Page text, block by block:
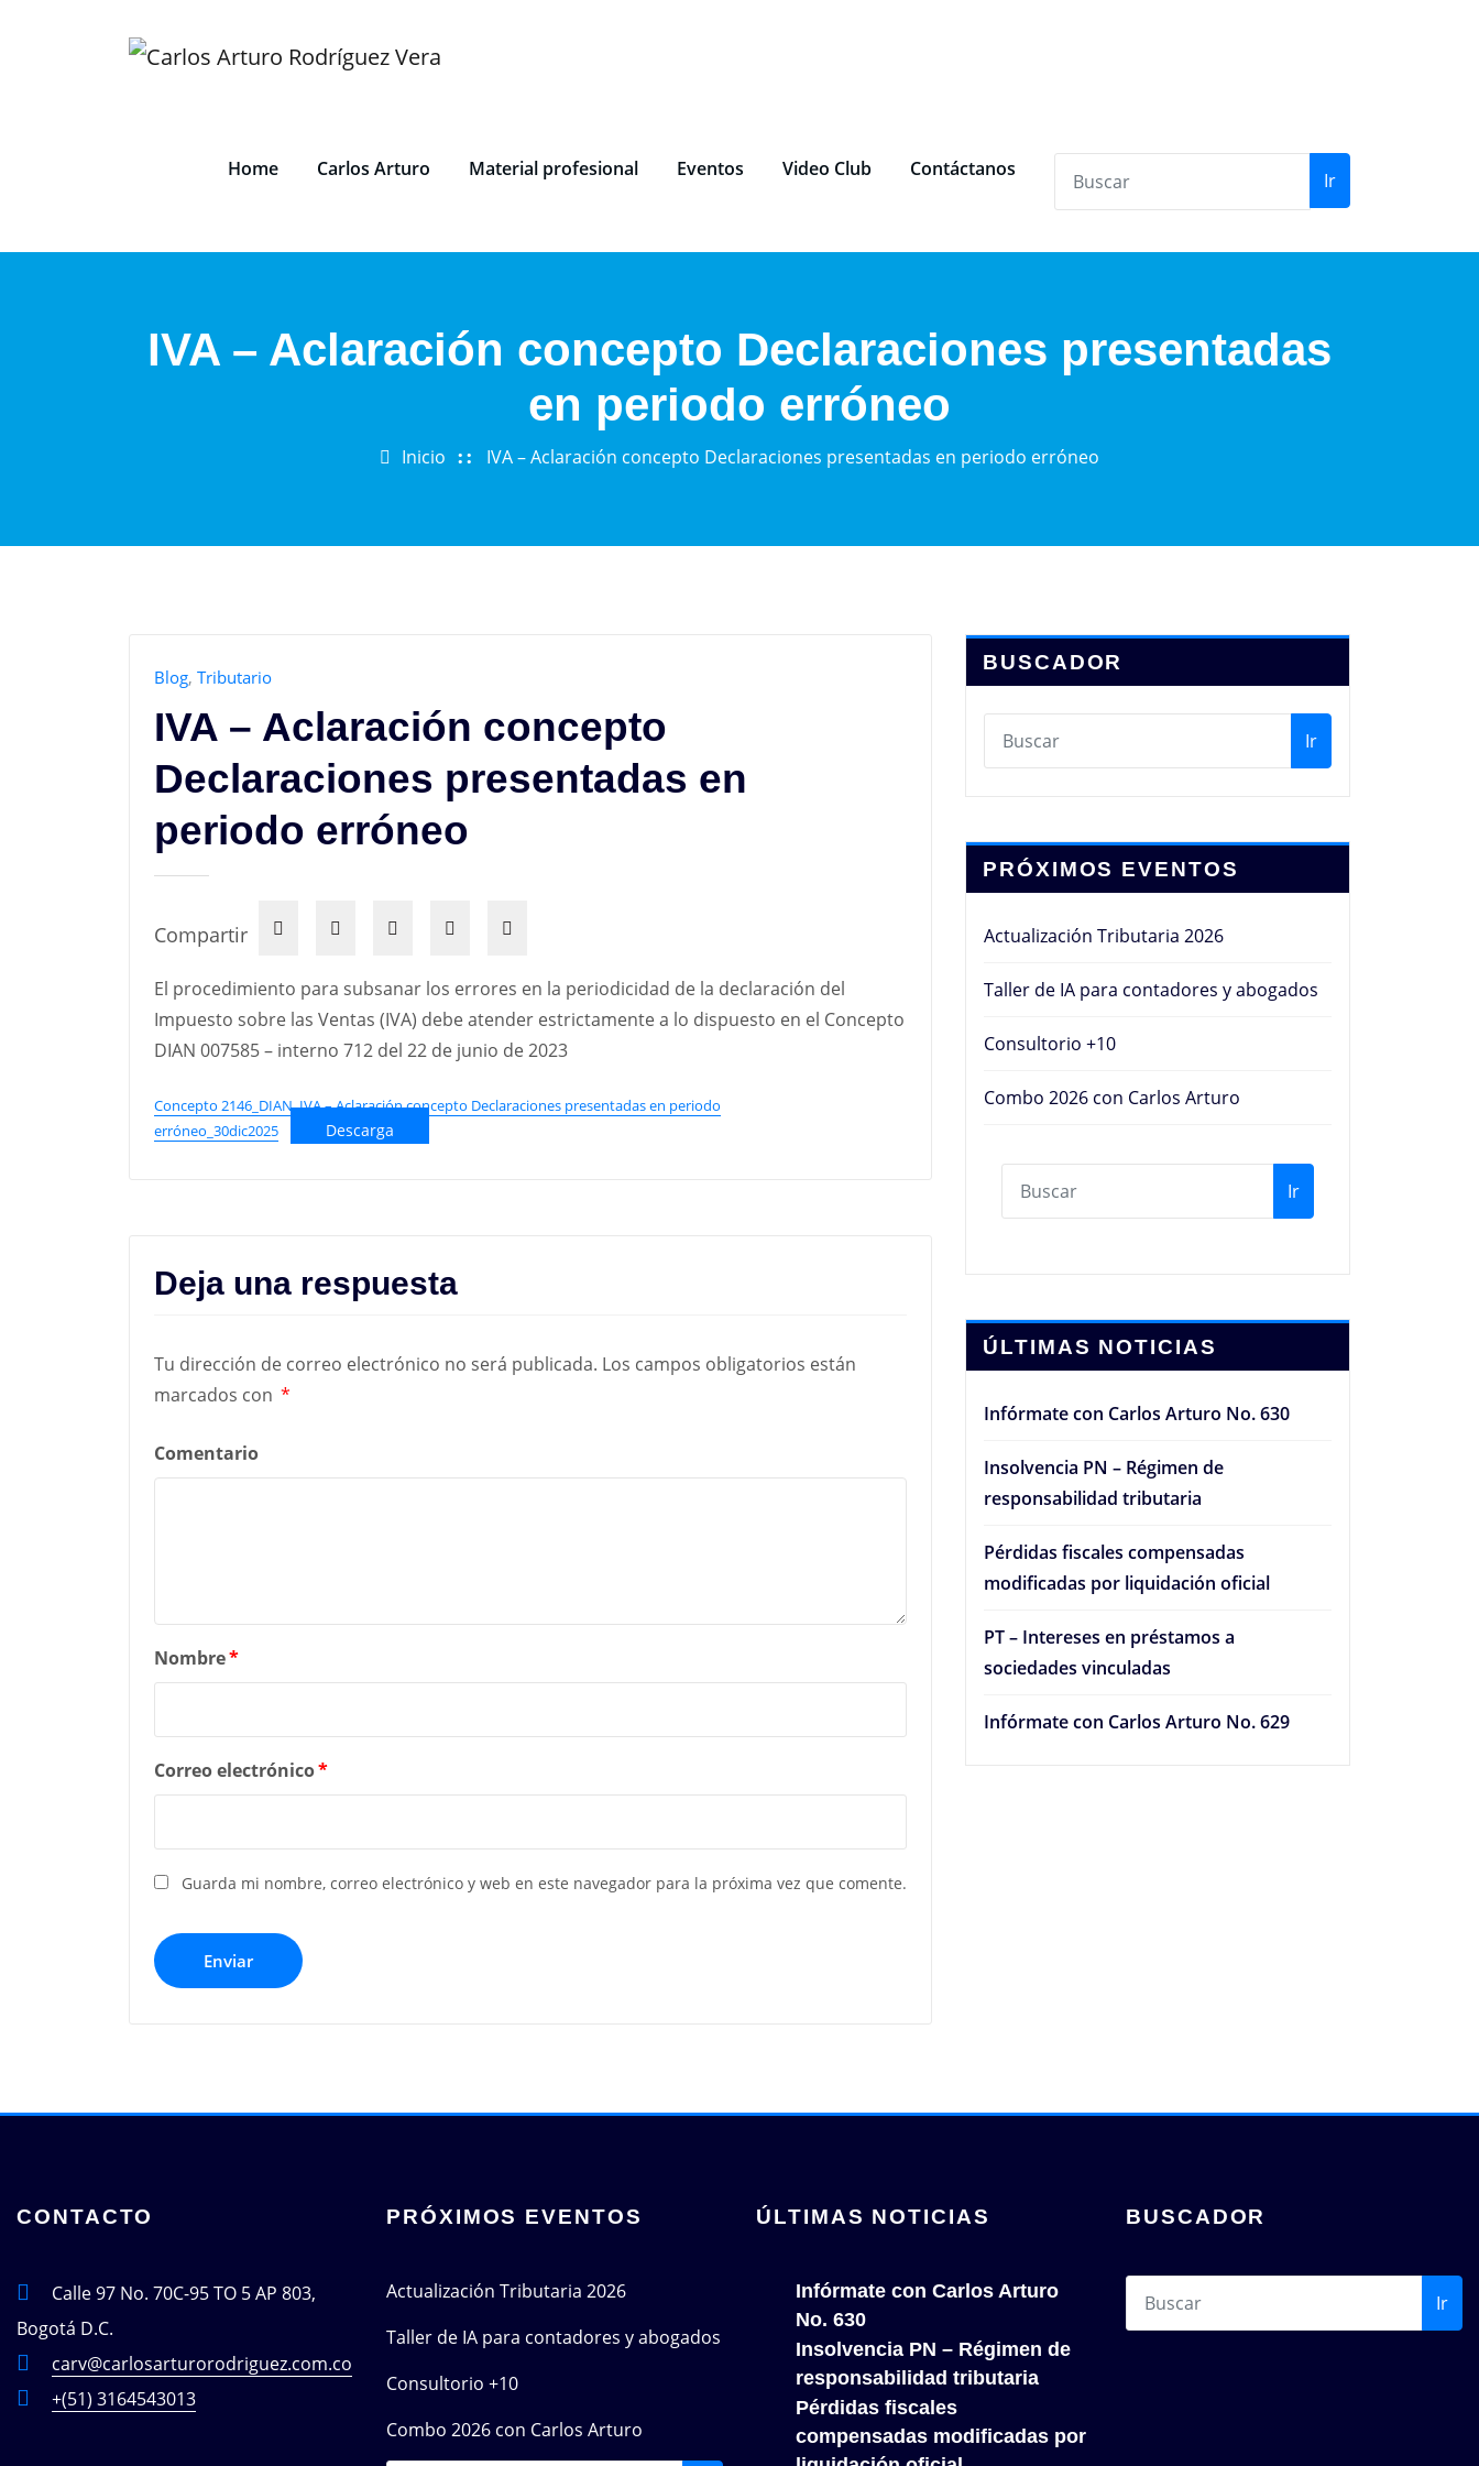
Home Carlos Arturo Material profesional Eventos Video Club Contáctanos Ir
IVA – Aclaración concepto Declaraciones presentadas
en periodo erróneo
Inicio IVA – Aclaración concepto Declaraciones presentadas en periodo erróneo
Blog, Tributario
IVA – Aclaración concepto
Declaraciones presentadas en
periodo erróneo
Compartir
El procedimiento para subsanar los errores en la periodicidad de la declaración del
Impuesto sobre las Ventas (IVA) debe atender estrictamente a lo dispuesto en el Concepto
DIAN 007585 – interno 712 del 22 de junio de 2023
Concepto 2146_DIAN_IVA – Aclaración concepto Declaraciones presentadas en periodo
erróneo_30dic2025
Descarga
Deja una respuesta
Tu dirección de correo electrónico no será publicada. Los campos obligatorios están
marcados con *
Comentario
Nombre*
Correo electrónico*
Guarda mi nombre, correo electrónico y web en este navegador para la próxima vez que comente.
BUSCADOR
Ir
PRÓXIMOS EVENTOS
Actualización Tributaria 2026
Taller de IA para contadores y abogados
Consultorio +10
Combo 2026 con Carlos Arturo
Ir
ÚLTIMAS NOTICIAS
Infórmate con Carlos Arturo No. 630
Insolvencia PN – Régimen de
responsabilidad tributaria
Pérdidas fiscales compensadas
modificadas por liquidación oficial
PT – Intereses en préstamos a
sociedades vinculadas
Infórmate con Carlos Arturo No. 629
CONTACTO
Calle 97 No. 70C-95 TO 5 AP 803,
Bogotá D.C.
carv@carlosarturorodriguez.com.co
+(51) 3164543013
PRÓXIMOS EVENTOS
Actualización Tributaria 2026
Taller de IA para contadores y abogados
Consultorio +10
Combo 2026 con Carlos Arturo
ÚLTIMAS NOTICIAS
Infórmate con Carlos Arturo
No. 630
Insolvencia PN – Régimen de
responsabilidad tributaria
Pérdidas fiscales
compensadas modificadas por
BUSCADOR
Ir